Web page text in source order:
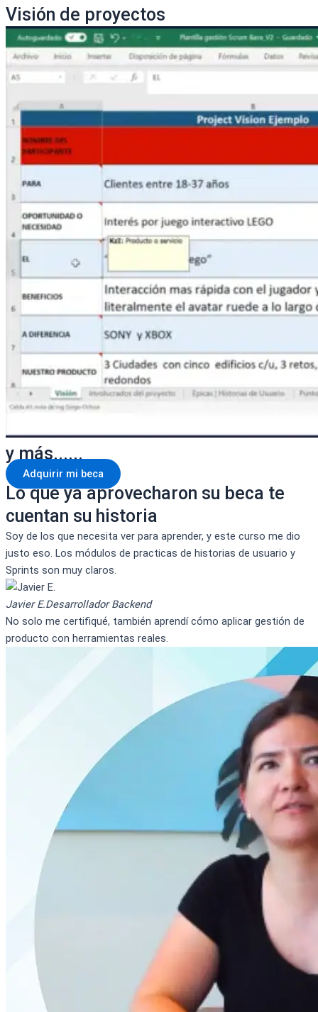
Visión de proyectos
y más......
Adquirir mi beca
Lo que ya aprovecharon su beca te
cuentan su historia
Soy de los que necesita ver para aprender, y este curso me dio
justo eso. Los módulos de practicas de historias de usuario y
Sprints son muy claros.
Javier E.Desarrollador Backend
No solo me certifiqué, también aprendí cómo aplicar gestión de
producto con herramientas reales.